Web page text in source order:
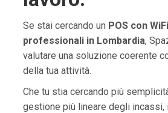
Se stai cercando un POS con
professionali in Lombardia,
valutare una soluzione coerente
della tua attività.
Che tu stia cercando più
gestione più lineare degli incassi,